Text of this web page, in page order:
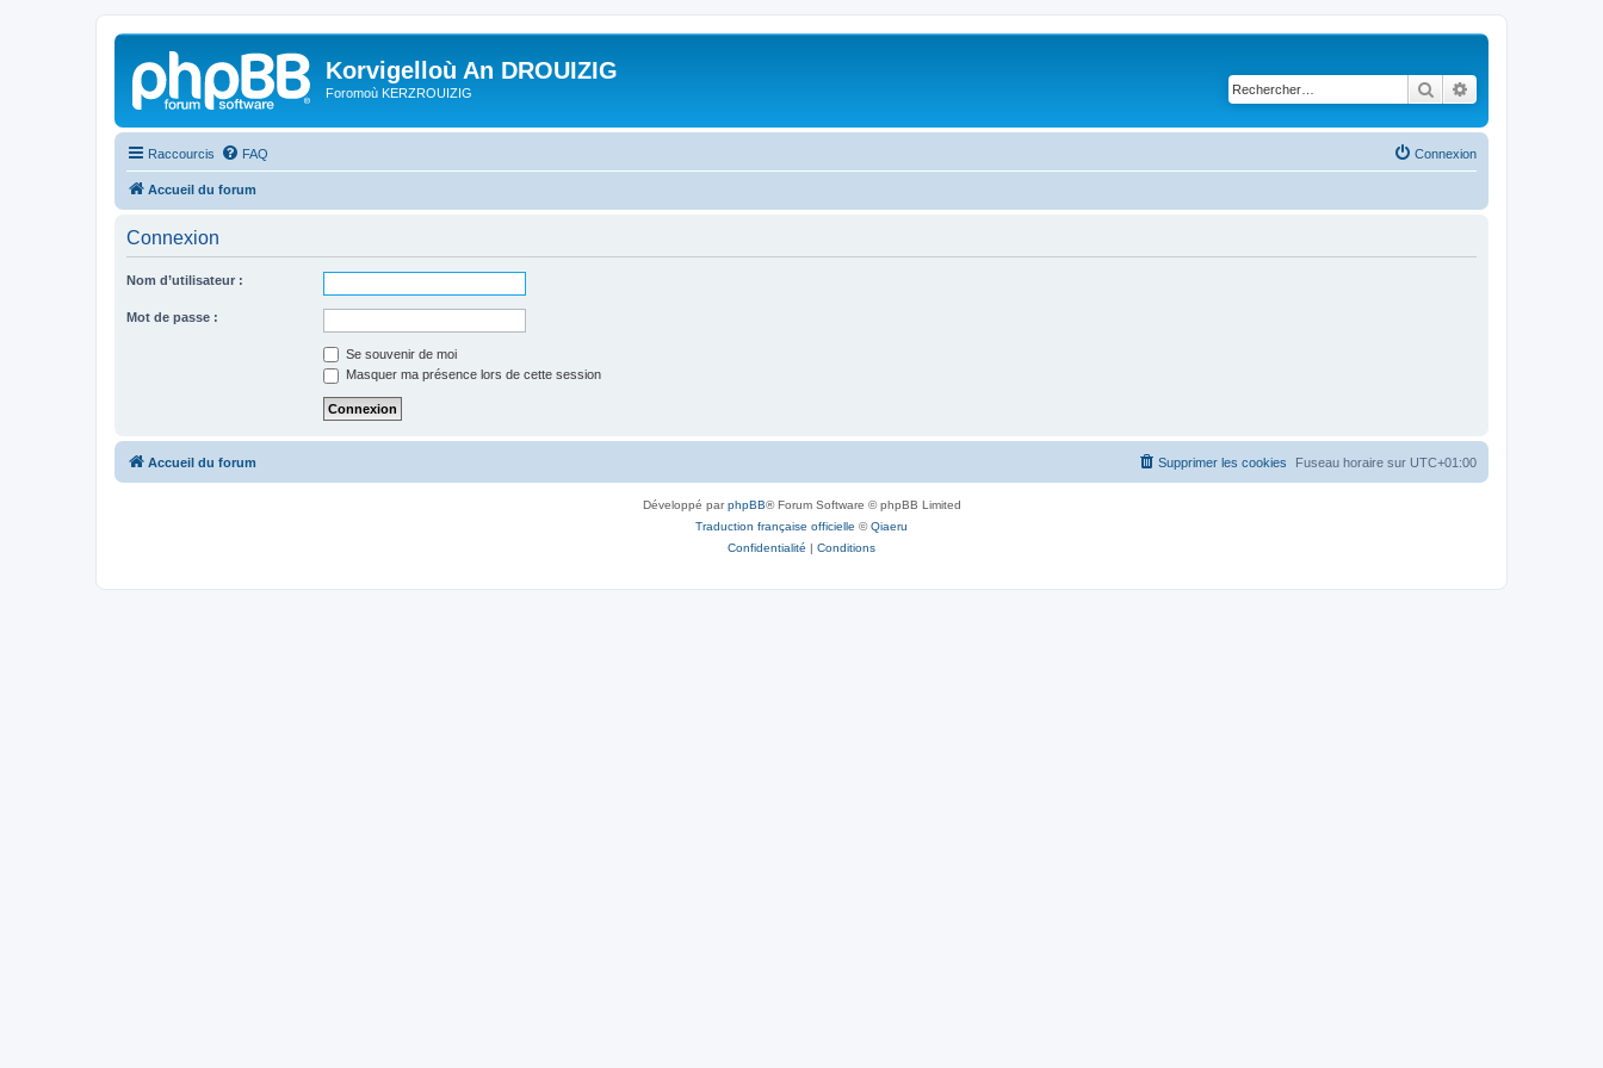
Korvigelloù An DROUIZIG
Foromoù KERZROUIZIG Rechercher
Raccourcis FAQ Connexion
Accueil du forum
Connexion
Nom d’utilisateur :
Mot de passe :
Se souvenir de moi
Masquer ma présence lors de cette session
Accueil du forum Fuseau horaire sur UTC+01:00
Supprimer les cookies
Développé parphpBB® Forum Software © phpBB Limited
Traduction française officielle ©Qiaeru
Confidentialité | Conditions